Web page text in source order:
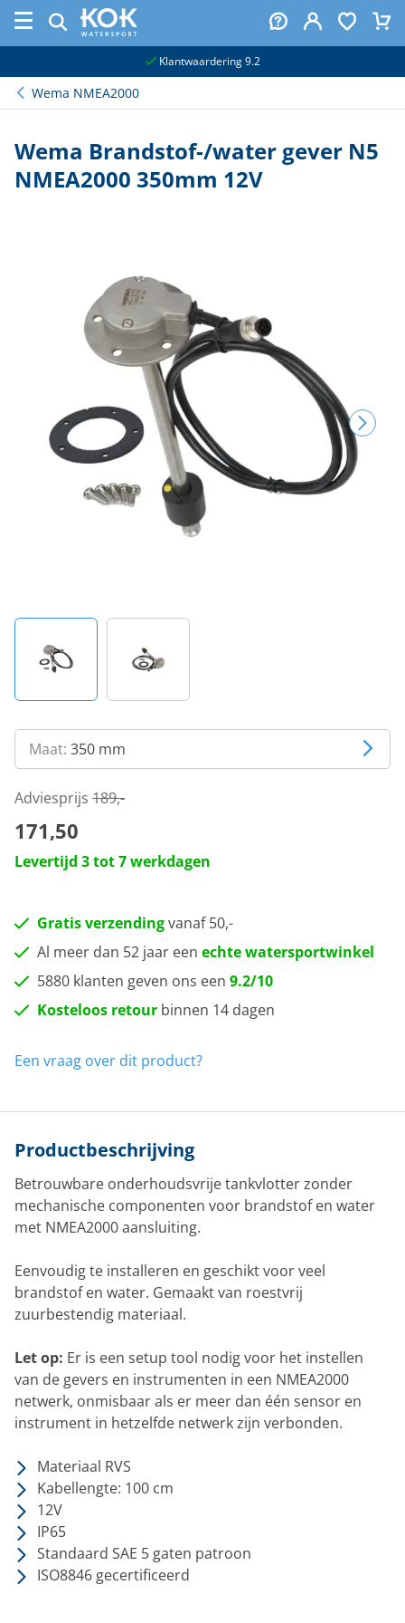
Klantwaardering 9.2
Wema NMEA2000
Wema Brandstof-/water gever N5
NMEA2000 350mm 12V
Maat: 350 mm
Adviesprijs 189,-
171,50
Levertijd 3 tot 7 werkdagen
Gratis verzendingvanaf 50,-
Al meer dan 52 jaar een echte watersportwinkel
5880 klanten geven ons een 9.2/10
Kosteloos retour binnen 14 dagen
Een vraag over dit product?
Productbeschrijving
Betrouwbare onderhoudsvrije tankvlotter zonder
mechanische componenten voor brandstof en water
met NMEA2000 aansluiting.
Eenvoudig te installeren en geschikt voor veel
brandstof en water. Gemaakt van roestvrij
zuurbestendig materiaal.
Let op: Er is een setup tool nodig voor het instellen
van de gevers en instrumenten in een NMEA2000
netwerk, onmisbaar als er meer dan één sensor en
instrument in hetzelfde netwerk zijn verbonden.
Materiaal RVS
Kabellengte: 100 cm
12V
IP65
Standaard SAE 5 gaten patroon
ISO8846 gecertificeerd